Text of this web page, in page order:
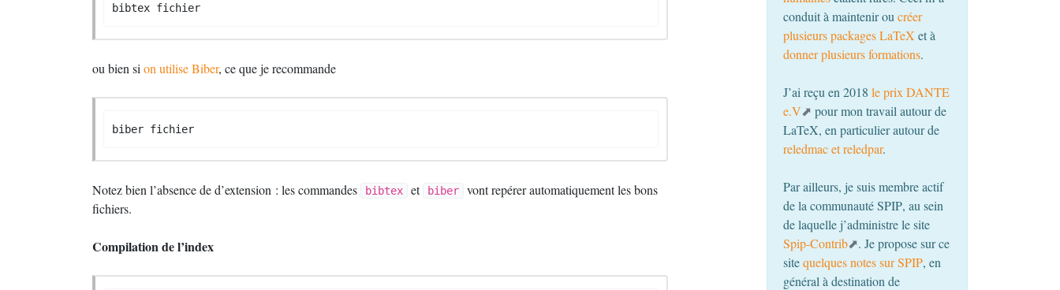
bibtex fichier
ou bien si on utilise Biber, ce que je recommande
biber fichier
Notez bien l’absence de d’extension : les commandes bibtex et biber
vont repérer automatiquement les bons
fichiers.
Compilation de l’index
conduit à maintenir ou créer
plusieurs packages LaTeX et à
donner plusieurs formations.
J’ai reçu en 2018 le prix DANTE
e.V
pour mon travail autour de
LaTeX, en particulier autour de
reledmac et reledpar.
Par ailleurs, je suis membre actif
de la communautéSPIP, au sein
de laquelle j’administre le site
Spip-Contrib
. Je propose sur ce
sitequelques notes surSPIP, en
général à destination de